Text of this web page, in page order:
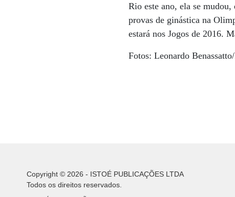
Rio este ano, ela se
provas de ginástica na
estará nos Jogos de 2016.
Fotos: Leonardo
Copyright © 2026 - ISTOÉ PUBLICAÇÕES LTDA
Todos os direitos reservados.